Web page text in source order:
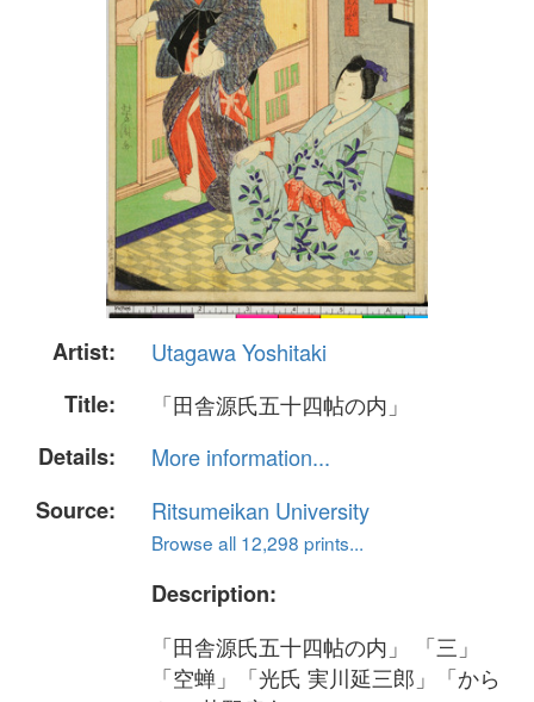
Artist:
Utagawa Yoshitaki
Title:
「田舎源氏五十四帖の内」
Details:
More information...
Source:
Ritsumeikan University
Browse all 12,298 prints...
Description:
「田舎源氏五十四帖の内」 「三」
「空蝉」「光氏 実川延三郎」「から